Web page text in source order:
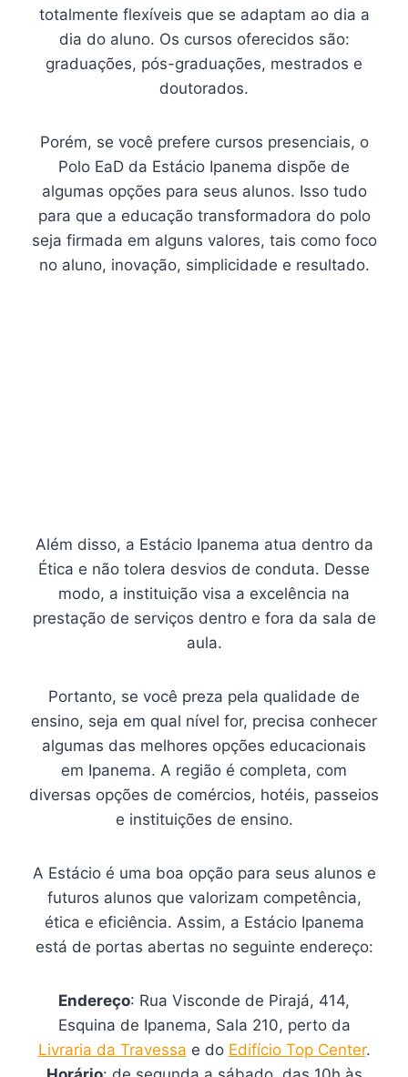
totalmente flexíveis que se adaptam ao dia a
dia do aluno. Os cursos oferecidos são:
graduações, pós-graduações, mestrados e
doutorados.
Porém, se você prefere cursos presenciais, o
Polo EaD da Estácio Ipanema dispõe de
algumas opções para seus alunos. Isso tudo
para que a educação transformadora do polo
seja firmada em alguns valores, tais como foco
no aluno, inovação, simplicidade e resultado.
Além disso, a Estácio Ipanema atua dentro da
Ética e não tolera desvios de conduta. Desse
modo, a instituição visa a excelência na
prestação de serviços dentro e fora da sala de
aula.
Portanto, se você preza pela qualidade de
ensino, seja em qual nível for, precisa conhecer
algumas das melhores opções educacionais
em Ipanema. A região é completa, com
diversas opções de comércios, hotéis, passeios
e instituições de ensino.
A Estácio é uma boa opção para seus alunos e
futuros alunos que valorizam competência,
ética e eficiência. Assim, a Estácio Ipanema
está de portas abertas no seguinte endereço:
Endereço: Rua Visconde de Pirajá, 414,
Esquina de Ipanema, Sala 210, perto da
Livraria da Travessa e do Edifício Top Center.